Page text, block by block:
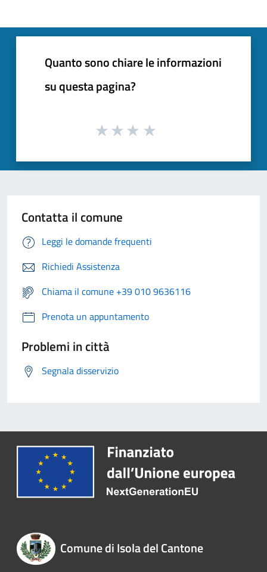
Quanto sono chiare le informazioni
su questa pagina?
Contatta il comune
Leggi le domande frequenti
Richiedi Assistenza
Chiama il comune +39 010 9636116
Prenota un appuntamento
Problemi in città
Segnala disservizio
Comune di Isola del Cantone